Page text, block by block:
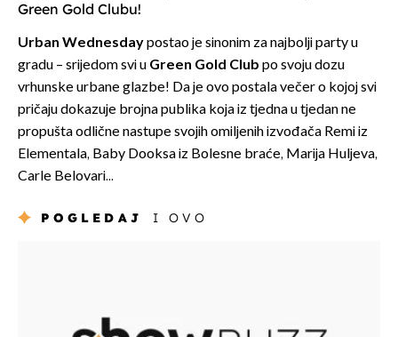
Green Gold Clubu!
Urban Wednesdaypostao je sinonim za najbolji party u
gradu – srijedom svi u Green Gold Club po svoju dozu
vrhunske urbane glazbe! Da je ovo postala večer o kojoj svi
pričaju dokazuje brojna publika koja iz tjedna u tjedan ne
propušta odlične nastupe svojih omiljenih izvođača Remi iz
Elementala, Baby Dooksa iz Bolesne braće, Marija Huljeva,
Carle Belovari...
POGLEDAJ I OVO